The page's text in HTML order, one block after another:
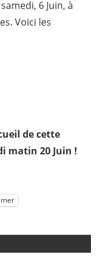
6 Juin, à
Voici les
de cette
matin 20 Juin !